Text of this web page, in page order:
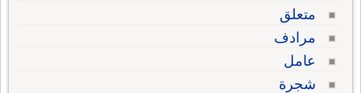
متعلق
مرادف
عامل
شجرة